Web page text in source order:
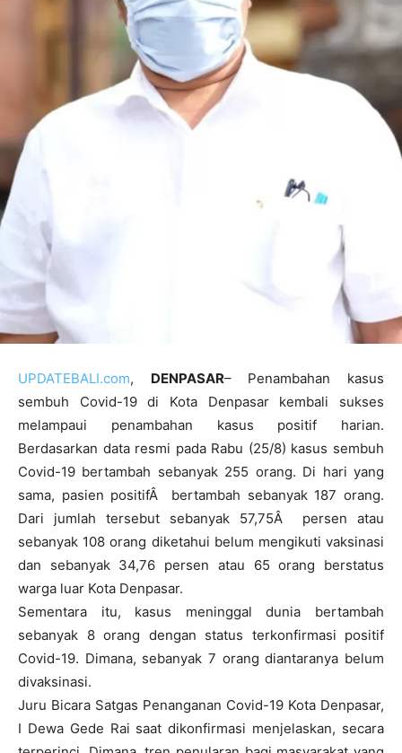
UPDATEBALI.com, DENPASAR– Penambahan kasus
sembuh Covid-19 di Kota Denpasar kembali sukses
melampaui penambahan kasus positif harian.
Berdasarkan data resmi pada Rabu (25/8) kasus sembuh
Covid-19 bertambah sebanyak 255 orang. Di hari yang
sama, pasien positifÂ bertambah sebanyak 187 orang.
Dari jumlah tersebut sebanyak 57,75Â persen atau
sebanyak 108 orang diketahui belum mengikuti vaksinasi
dan sebanyak 34,76 persen atau 65 orang berstatus
warga luar Kota Denpasar.
Sementara itu, kasus meninggal dunia bertambah
sebanyak 8 orang dengan status terkonfirmasi positif
Covid-19. Dimana, sebanyak 7 orang diantaranya belum
divaksinasi.
Juru Bicara Satgas Penanganan Covid-19 Kota Denpasar,
I Dewa Gede Rai saat dikonfirmasi menjelaskan, secara